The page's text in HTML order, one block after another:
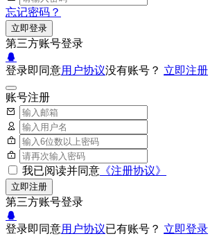
忘记密码？
立即登录
第三方账号登录
登录即同意用户协议没有账号？ 立即注册
账号注册
我已阅读并同意 《注册协议》
立即注册
第三方账号登录
登录即同意用户协议已有账号？ 立即登录